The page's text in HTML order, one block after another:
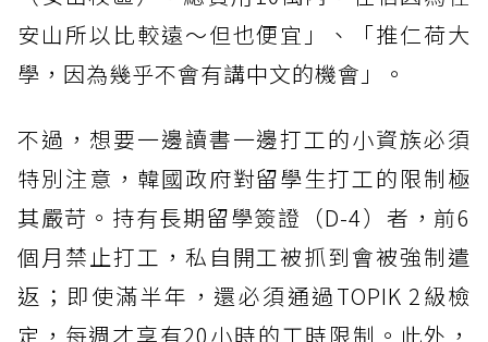
安山所以比較遠～但也便宜」、「推仁荷大
學，因為幾乎不會有講中文的機會」。
不過，想要一邊讀書一邊打工的小資族必須
特別注意，韓國政府對留學生打工的限制極
其嚴苛。持有長期留學簽證（D-4）者，前6
個月禁止打工，私自開工被抓到會被強制遣
返；即使滿半年，還必須通過TOPIK 2級檢
定，每週才享有20小時的工時限制。此外，